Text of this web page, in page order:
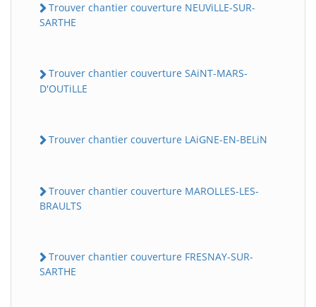
Trouver chantier couverture NEUViLLE-SUR-
SARTHE
Trouver chantier couverture SAiNT-MARS-
D'OUTiLLE
Trouver chantier couverture LAiGNE-EN-BELiN
Trouver chantier couverture MAROLLES-LES-
BRAULTS
Trouver chantier couverture FRESNAY-SUR-
SARTHE